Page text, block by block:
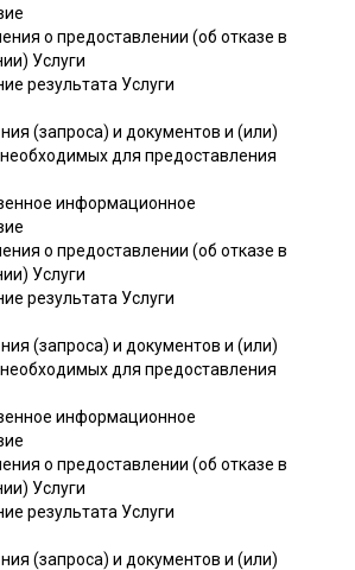
о предоставлении (об отказе в
Услуги
результата Услуги
(запроса) и документов и (или)
для предоставления
информационное
о предоставлении (об отказе в
Услуги
результата Услуги
(запроса) и документов и (или)
для предоставления
информационное
о предоставлении (об отказе в
Услуги
результата Услуги
(запроса) и документов и (или)